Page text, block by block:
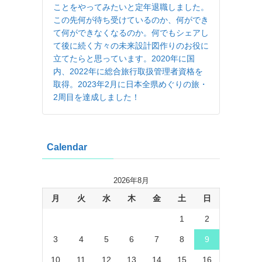
ことをやってみたいと定年退職しました。
この先何が待ち受けているのか、何ができ
て何ができなくなるのか。何でもシェアし
て後に続く方々の未来設計図作りのお役に
立てたらと思っています。2020年に国
内、2022年に総合旅行取扱管理者資格を
取得。2023年2月に日本全県めぐりの旅・
2周目を達成しました！
Calendar
2026年8月
月 火 水 木 金 土 日
1 2
3 4 5 6 7 8 9
10 11 12 13 14 15 16